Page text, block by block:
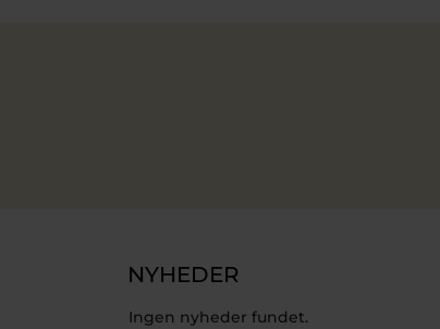
NYHEDER
Ingen nyheder fundet.